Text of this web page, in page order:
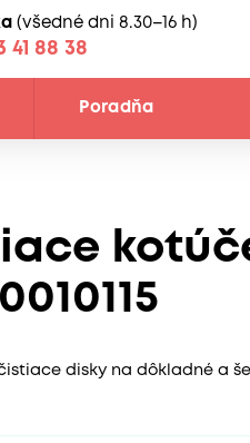
(všedné dni 8.30–16 h)
41 88 38
Poradňa
disky na dôkladné a